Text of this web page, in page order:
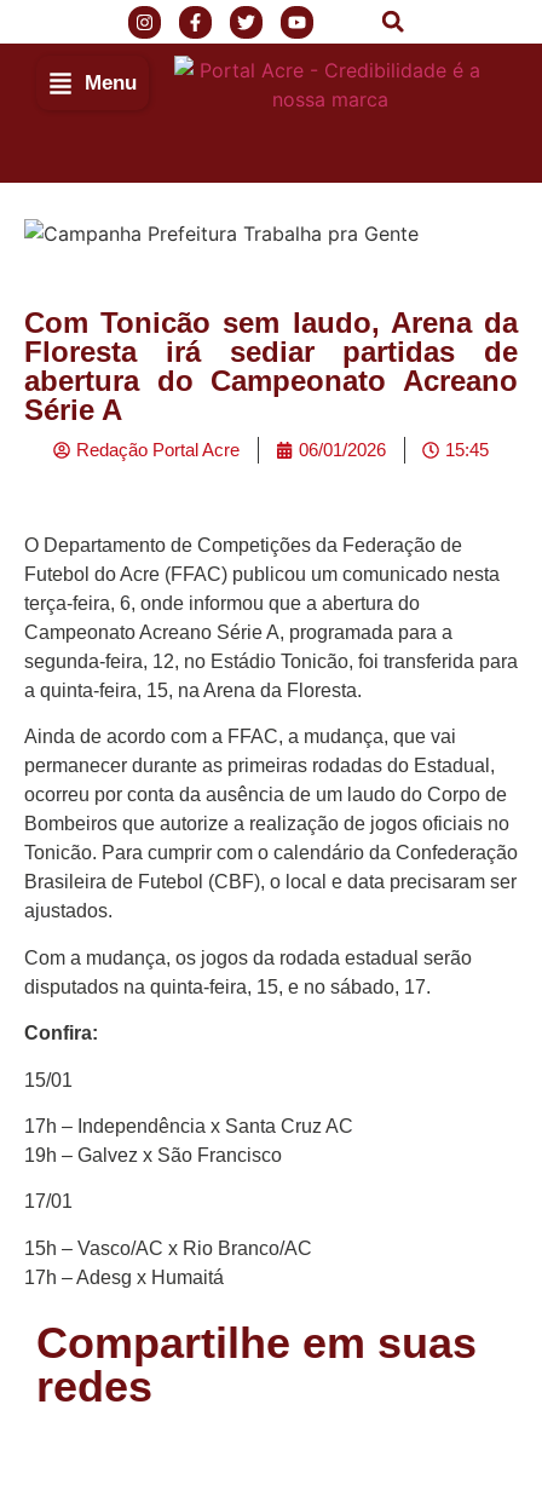
Menu
Início
Últimas
Notícias
Agenda
Cultural
Política
Economia
Atos Oficiais
Atualidades
Blogs e
Colunas
Especiais
Gastronomia
TV Portal
Sobre o
Portal Acre
Expediente
Política de
Com Tonicão sem laudo, Arena da
Floresta irá sediar partidas de
abertura do Campeonato Acreano
Série A
Redação Portal Acre 06/01/2026 15:45
O Departamento de Competições da Federação de
Futebol do Acre (FFAC) publicou um comunicado nesta
terça-feira, 6, onde informou que a abertura do
Campeonato Acreano Série A, programada para a
segunda-feira, 12, no Estádio Tonicão, foi transferida para
a quinta-feira, 15, na Arena da Floresta.
Ainda de acordo com a FFAC, a mudança, que vai
permanecer durante as primeiras rodadas do Estadual,
ocorreu por conta da ausência de um laudo do Corpo de
Bombeiros que autorize a realização de jogos oficiais no
Tonicão. Para cumprir com o calendário da Confederação
Brasileira de Futebol (CBF), o local e data precisaram ser
ajustados.
Com a mudança, os jogos da rodada estadual serão
disputados na quinta-feira, 15, e no sábado, 17.
Confira:
15/01
17h – Independência x Santa Cruz AC
19h – Galvez x São Francisco
17/01
15h – Vasco/AC x Rio Branco/AC
17h – Adesg x Humaitá
Compartilhe em suas
redes